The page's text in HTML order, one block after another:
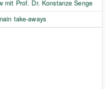
mit Prof. Dr. Konstanze Senge
take-aways